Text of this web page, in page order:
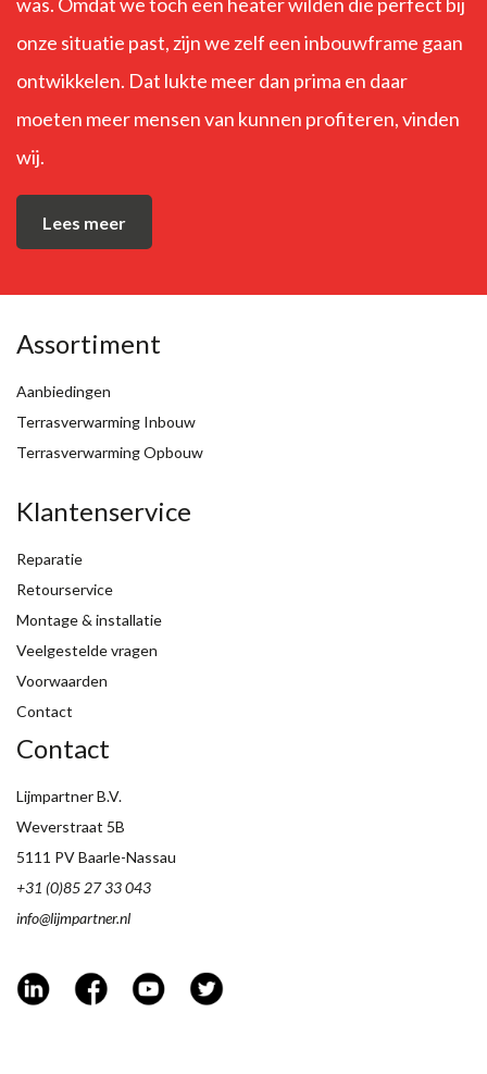
onze situatie past, zijn we zelf een inbouwframe gaan
ontwikkelen. Dat lukte meer dan prima en daar
moeten meer mensen van kunnen profiteren, vinden
wij.
Lees meer
Assortiment
Aanbiedingen
Terrasverwarming Inbouw
Terrasverwarming Opbouw
Klantenservice
Reparatie
Retourservice
Montage & installatie
Veelgestelde vragen
Voorwaarden
Contact
Contact
Lijmpartner B.V.
Weverstraat 5B
5111 PV Baarle-Nassau
+31 (0)85 27 33 043
info@lijmpartner.nl